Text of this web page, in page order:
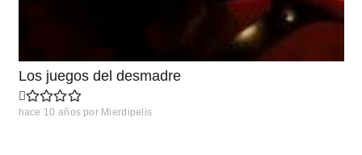
Los juegos del desmadre
hace 10 años por Mierdipelis